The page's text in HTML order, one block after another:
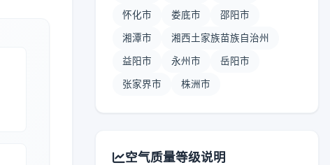
怀化市 娄底市 邵阳市
湘潭市 湘西土家族苗族自治州
益阳市 永州市 岳阳市
张家界市 株洲市
空气质量等级说明